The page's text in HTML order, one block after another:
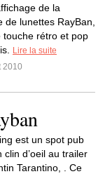
de la
de lunettes RayBan,
touche rétro et pop
Lire la suite
2010
est un spot pub
clin d’oeil au trailer
Tarantino, . Ce